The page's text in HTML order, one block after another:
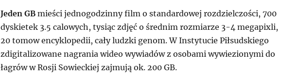
Jeden GBmieści jednogodzinny film o standardowej rozdzielczości, 700
dyskietek 3.5 calowych, tysiąc zdjęć o średnim rozmiarze 3-4 megapixli,
20 tomow encyklopedii, cały ludzki genom. W Instytucie Piłsudskiego
zdigitalizowane nagrania wideo wywiadów z osobami wywiezionymi do
łagrów w Rosji Sowieckiej zajmują ok. 200 GB.